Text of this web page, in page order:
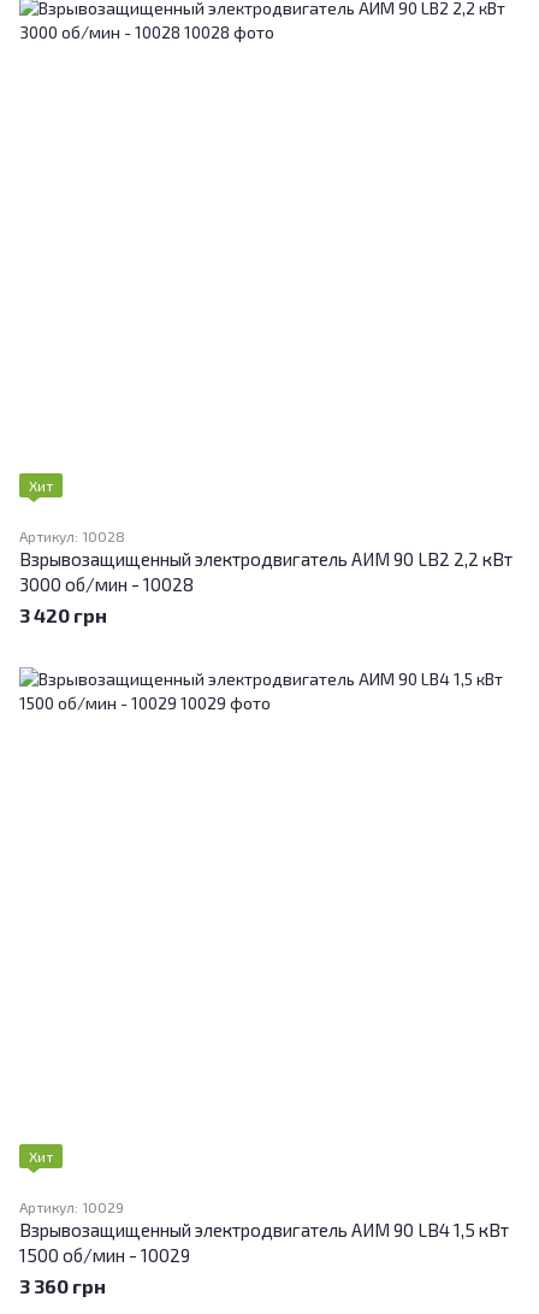
Хит
Артикул: 10028
Взрывозащищенный электродвигатель АИМ 90 LВ2 2,2 кВт
3000 об/мин - 10028
3 420 грн
Хит
Артикул: 10029
Взрывозащищенный электродвигатель АИМ 90 LВ4 1,5 кВт
1500 об/мин - 10029
3 360 грн